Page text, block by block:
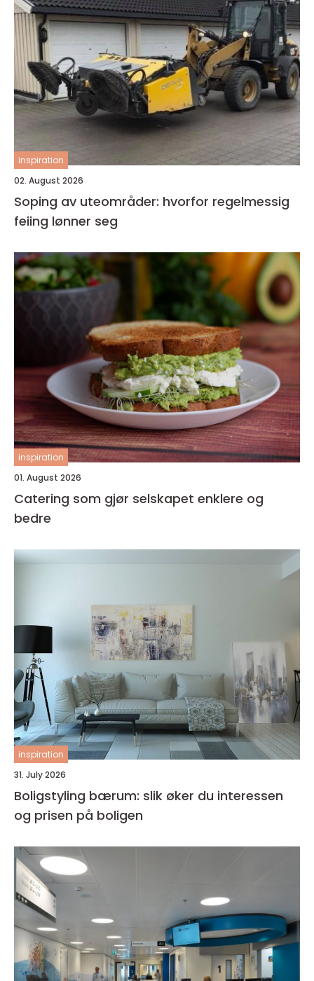
inspiration
02. August 2026
Soping av uteområder: hvorfor regelmessig
feiing lønner seg
inspiration
01. August 2026
Catering som gjør selskapet enklere og
bedre
inspiration
31. July 2026
Boligstyling bærum: slik øker du interessen
og prisen på boligen